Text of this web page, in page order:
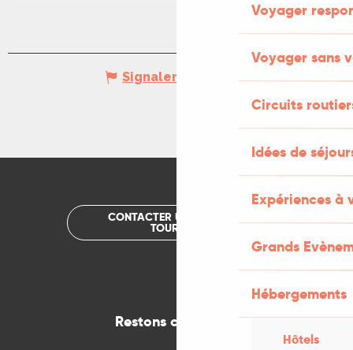
Voyager
Voyager sans
Circuits
Idées de
Expériences à
Grands
Hébergements
Hôtels
Signaler une erreur
CONTACTER UN OFFICE DE
TOURISME
Restons connectés